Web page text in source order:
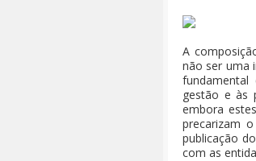
A
não ser uma
gestão e às
embora
precarizam
publicação
com as